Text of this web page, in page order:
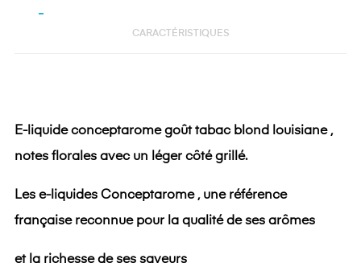
CARACTÉRISTIQUES
E-liquide conceptarome goût tabac blond louisiane ,
notes florales avec un léger côté grillé.
Les e-liquides Conceptarome , une référence
française reconnue pour la qualité de ses arômes
et la richesse de ses saveurs